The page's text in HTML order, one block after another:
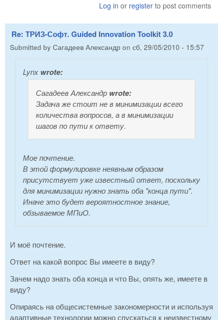
Log in or register to post comments
Re: ТРИЗ-Софт. Guided Innovation Toolkit 3.0
Submitted by Сагадеев Александр on сб, 29/05/2010 - 15:57
Lynx wrote:
Сагадеев Александр wrote:
Задача же стоит не в минимизации всего
количества вопросов, а в минимизации
шагов по пути к ответу.
Мое почтение.
В этой формулировке неявным образом
присутствует уже известный ответ, поскольку
для минимизации нужно знать оба "конца пути".
Иначе это будет вероятностное знание,
обзываемое МПиО.
И моё почтение.
Ответ на какой вопрос Вы имеете в виду?
Зачем надо знать оба конца и что Вы, опять же, имеете в
виду?
Опираясь на общесистемные закономерности и используя
адаптивные технологии можно спускаться к неизвестному